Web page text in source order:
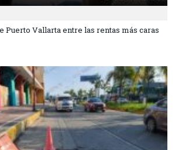
Puerto Vallarta entre las rentas más caras